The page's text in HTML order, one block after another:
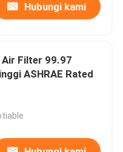
Hubungi kami
Air Filter 99.97
ASHRAE Rated